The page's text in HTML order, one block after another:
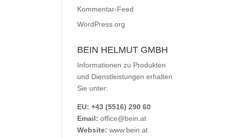
Kommentar-Feed
WordPress.org
BEIN HELMUT GMBH
Informationen zu Produkten
und Dienstleistungen erhalten
Sie unter:
EU: +43 (5516) 290 60
Email: office@bein.at
Website: www.bein.at